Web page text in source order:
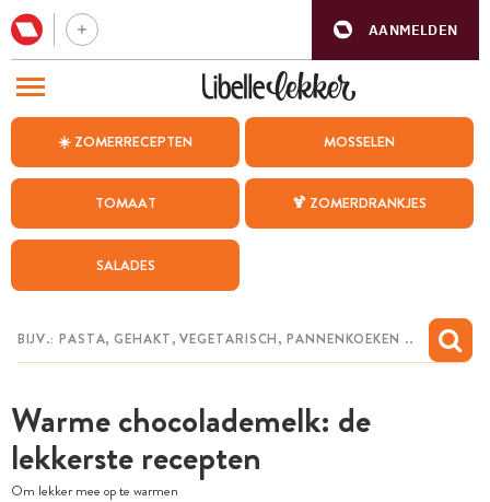
AANMELDEN
☀️ ZOMERRECEPTEN MOSSELEN
TOMAAT 🍹 ZOMERDRANKJES
SALADES
Warme chocolademelk: de
lekkerste recepten
Om lekker mee op te warmen
BEZOEK ONZE ANDERE WEBSITES
WEEKMENU
CHAT MET MAIA
MIJN BEWAARDE RECEPTEN